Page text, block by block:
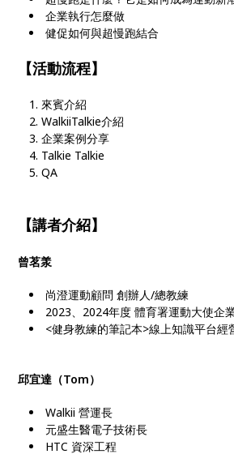
企業執行怎麼做
健促如何與超慢跑結合
【活動流程】
來賓介紹
WalkiiTalkie介紹
企業案例分享
Talkie Talkie
QA
【講者介紹】
曾茗羕
尚澄運動顧問 創辦人/總教練
2023、2024年度 體育署運動大使企
<健身教練的筆記本>線上知識平台經
邱宜達（Tom）
Walkii 營運長
元盛生醫電子技術長
HTC 資深工程